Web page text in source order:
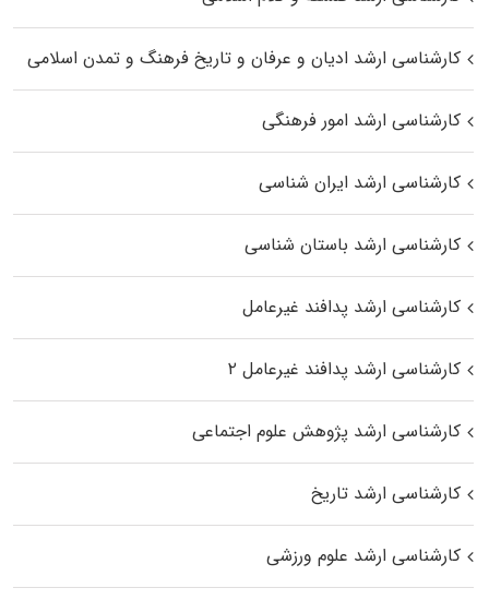
کارشناسی ارشد ادیان و عرفان و تاریخ فرهنگ و تمدن اسلامی
کارشناسی ارشد امور فرهنگی
کارشناسی ارشد ایران شناسی
کارشناسی ارشد باستان شناسی
کارشناسی ارشد پدافند غیرعامل
کارشناسی ارشد پدافند غیرعامل ۲
کارشناسی ارشد پژوهش علوم اجتماعی
کارشناسی ارشد تاریخ
کارشناسی ارشد علوم ورزشی